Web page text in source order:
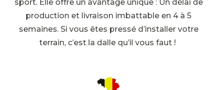
sport. Elle offre un avantage unique : Un délai de
production et livraison imbattable en 4 à 5
semaines. Si vous êtes pressé d’installer votre
terrain, c’est la dalle qu’il vous faut !